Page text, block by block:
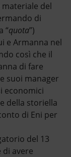
del
di
“quota”)
e Armanna nel
così che il
di fare
suoi manager
economici
della storiella
di Eni per
del 13
avere